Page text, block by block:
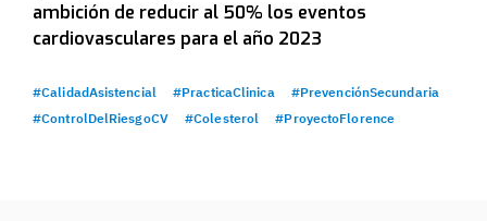
ambición de reducir al 50% los eventos
cardiovasculares para el año 2023
#CalidadAsistencial #PracticaClinica
#PrevenciónSecundaria
#ControlDelRiesgoCV
#Colesterol #ProyectoFlorence